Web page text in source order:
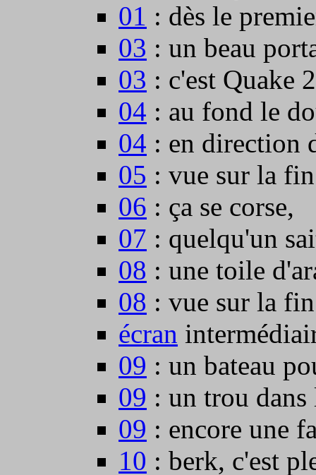
01 : dès le
03 : un beau
03 : c'est Quake
04 : au fond le
04 : en direction
05 : vue sur la
06 : ça se corse,
07 : quelqu'un
08 : une toile
08 : vue sur la
écran
09 : un bateau
09 : un trou dans
09 : encore une
10 : berk, c'est